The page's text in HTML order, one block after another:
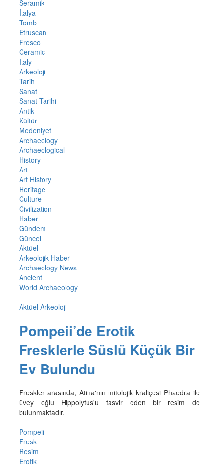
Seramik
İtalya
Tomb
Etruscan
Fresco
Ceramic
Italy
Arkeoloji
Tarih
Sanat
Sanat Tarihi
Antik
Kültür
Medeniyet
Archaeology
Archaeological
History
Art
Art History
Heritage
Culture
Civilization
Haber
Gündem
Güncel
Aktüel
Arkeolojik Haber
Archaeology News
Ancient
World Archaeology
Aktüel Arkeoloji
Pompeii’de Erotik
Fresklerle Süslü Küçük Bir
Ev Bulundu
Freskler arasında, Atina'nın mitolojik kraliçesi Phaedra ile
üvey oğlu Hippolytus'u tasvir eden bir resim de
bulunmaktadır.
Pompeii
Fresk
Resim
Erotik